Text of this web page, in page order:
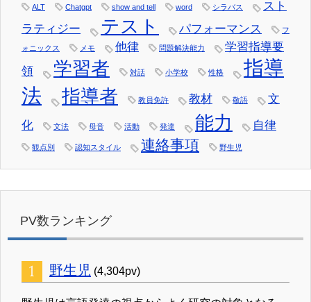
ALT Chatgpt show and tell word シラバス
スト
ラティジー
テスト パフォーマンス フ
ォニックス メモ 他律 問題解決能力
学習指導要
領
学習者 対話 小学校 性格
指導
法
指導者 教員免許 教材 敬語
文
化
文法 母音 活動 発達 能力 自律
観点別 認知スタイル 連絡事項 野生児
PV数ランキング
野生児 (4,304pv)